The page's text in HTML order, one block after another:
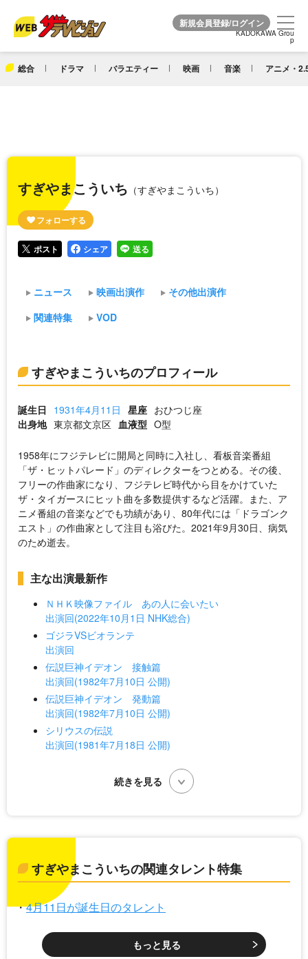
KADOKAWA Grou
p
総合 ドラマ バラエティー 映画 音楽 アニメ・
KADOKAWA Grou
p
すぎやまこういち （すぎやまこういち）
ポスト シェア 送る
ニュース 映画出演作
その他出演作
関連特集
VOD
すぎやまこういちのプロフィール
誕生日 1931年4月11日 星座 おひつじ座
出身地 東京都文京区 血液型 O型
1958年にフジテレビに開局と同時に入社し、看板音楽番組
「ザ・ヒットパレード」のディレクターをつとめる。その後、
フリーの作曲家になり、フジテレビ時代から目をかけていた
ザ・タイガースにヒット曲を多数提供するなど活躍。また、ア
ニメ番組の音楽などでも功績があり、80年代には「ドラゴンク
エスト」の作曲家として注目も浴びた。2021年9月30日、病気
のため逝去。
主な出演最新作
ＮＨＫ映像ファイル あの人に会いたい
出演回(2022年10月1日 NHK総合)
ゴジラVSビオランテ
出演回
伝説巨神イデオン 接触篇
出演回(1982年7月10日 公開)
伝説巨神イデオン 発動篇
出演回(1982年7月10日 公開)
シリウスの伝説
出演回(1981年7月18日 公開)
すぎやまこういちの関連タレント特集
4月11日が誕生日のタレント
もっと見る